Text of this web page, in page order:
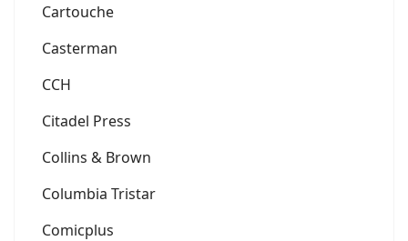
Cartouche
Casterman
CCH
Citadel Press
Collins & Brown
Columbia Tristar
Comicplus